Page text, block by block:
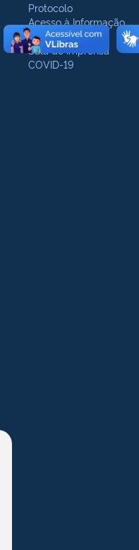
Protocolo
Acesso à Informação
Ouvidoria
Sala de Imprensa
COVID-19